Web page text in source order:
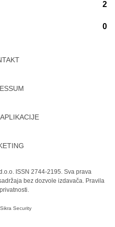
2
0
ISSN 2744-2195. Sva prava
bez dozvole izdavača. Pravila
Sikra Security